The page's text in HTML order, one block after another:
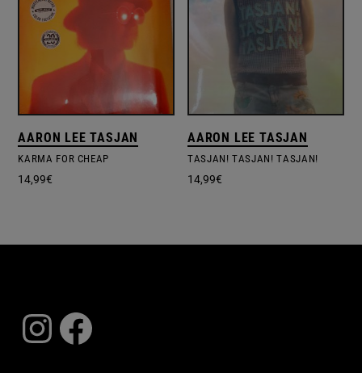
AARON LEE TASJAN
KARMA FOR CHEAP
14,99€
AARON LEE TASJAN
TASJAN! TASJAN! TASJAN!
14,99€
Instagram
Facebook